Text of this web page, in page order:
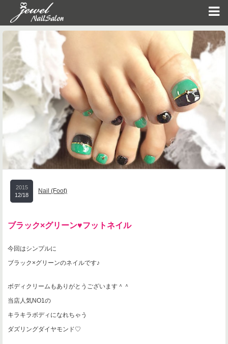
2015
12/18
Nail (Foot)
ブラック×グリーン♥フットネイル
今回はシンプルに
ブラック×グリーンのネイルです♪
ボディクリームもありがとうございます＾＾
当店人気NO1の
キラキラボディになれちゃう
ダズリングダイヤモンド♡